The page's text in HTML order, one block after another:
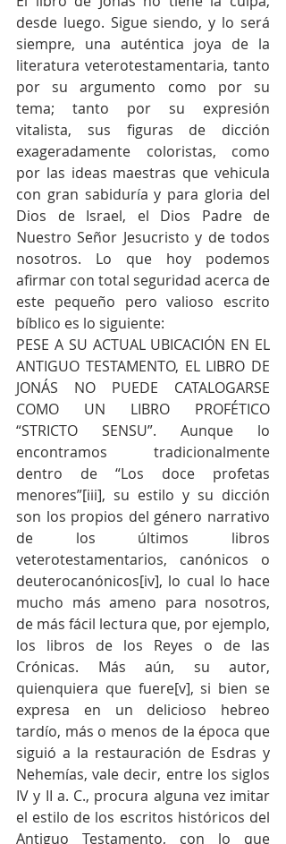
desde luego. Sigue siendo, y lo será
siempre, una auténtica joya de la
literatura veterotestamentaria, tanto
por su argumento como por su
tema; tanto por su expresión
vitalista, sus figuras de dicción
exageradamente coloristas, como
por las ideas maestras que vehicula
con gran sabiduría y para gloria del
Dios de Israel, el Dios Padre de
Nuestro Señor Jesucristo y de todos
nosotros. Lo que hoy podemos
afirmar con total seguridad acerca de
este pequeño pero valioso escrito
bíblico es lo siguiente:
PESE A SU ACTUAL UBICACIÓN EN EL
ANTIGUO TESTAMENTO, EL LIBRO DE
JONÁS NO PUEDE CATALOGARSE
COMO UN LIBRO PROFÉTICO
“STRICTO SENSU”. Aunque lo
encontramos tradicionalmente
dentro de “Los doce profetas
menores”[iii], su estilo y su dicción
son los propios del género narrativo
de los últimos libros
veterotestamentarios, canónicos o
deuterocanónicos[iv], lo cual lo hace
mucho más ameno para nosotros,
de más fácil lectura que, por ejemplo,
los libros de los Reyes o de las
Crónicas. Más aún, su autor,
quienquiera que fuere[v], si bien se
expresa en un delicioso hebreo
tardío, más o menos de la época que
siguió a la restauración de Esdras y
Nehemías, vale decir, entre los siglos
IV y II a. C., procura alguna vez imitar
el estilo de los escritos históricos del
Antiguo Testamento, con lo que